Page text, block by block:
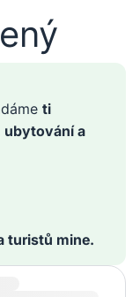
ti
ubytování a
turistů mine.